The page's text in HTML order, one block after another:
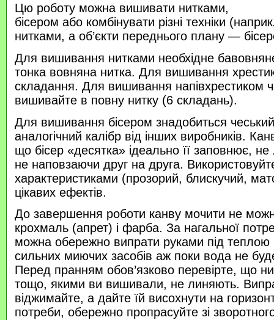
Цю роботу можна вишивати нитками,
бісером або комбінувати різні техніки
нитками, а об’єкти переднього плану —
Для вишивання нитками необхідне
тонка вовняна нитка. Для вишивання
складання. Для вишивання напівхрестиком
вишивайте в повну нитку (6 складань).
Для вишивання бісером знадобиться
аналогічний калібр від інших виробників.
що бісер «десятка» ідеально її заповнює,
не наповзаючи друг на друга.
характеристиками (прозорий, блискучий,
цікавих ефектів.
До завершення роботи канву мочити не
крохмаль (апрет) і фарба. За нагальної
можна обережно випрати руками під
сильних миючих засобів аж поки вода не
Перед пранням обов’язково перевірте, що
тощо, якими ви вишивали, не линяють.
віджимайте, а дайте їй висохнути на
потреби, обережно пропрасуйте зі